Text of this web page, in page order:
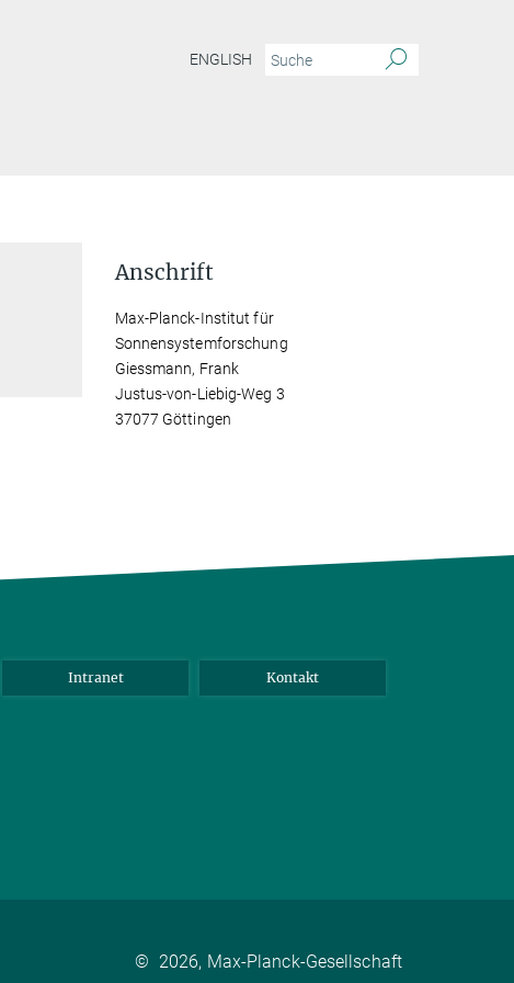
ENGLISH
Anschrift
Max-Planck-Institut für
Sonnensystemforschung
Giessmann, Frank
Justus-von-Liebig-Weg 3
37077 Göttingen
Intranet Kontakt
© 2026, Max-Planck-Gesellschaft